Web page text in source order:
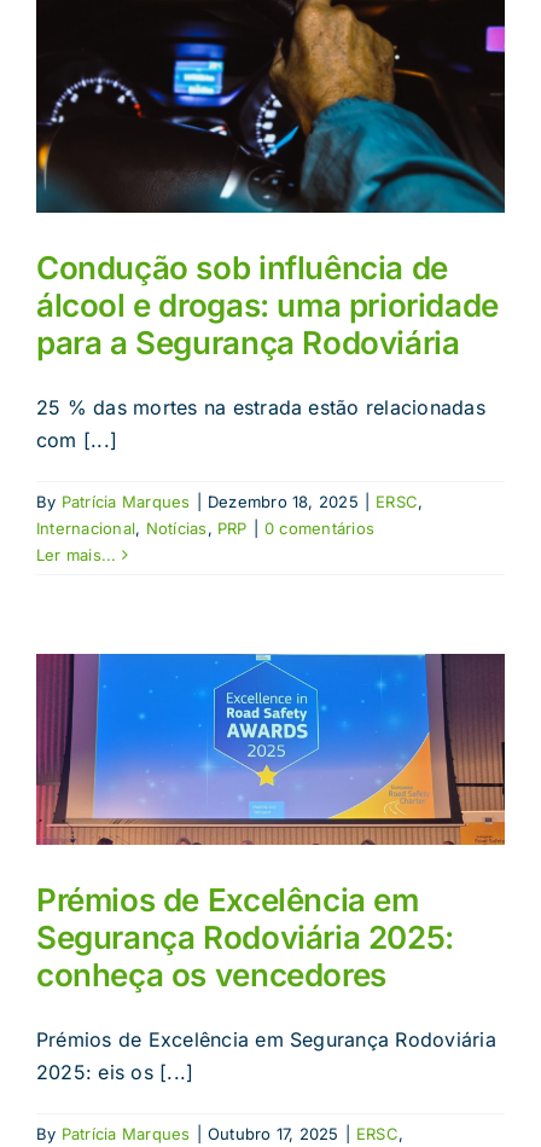
Condução sob influência de
álcool e drogas: uma prioridade
para a Segurança Rodoviária
25 % das mortes na estrada estão relacionadas
com [...]
By Patrícia Marques Dezembro 18, 2025 ERSC,
Internacional, Notícias, PRP
0 comentários
Ler mais...
Prémios de Excelência em
Segurança Rodoviária 2025:
conheça os vencedores
Prémios de Excelência em Segurança Rodoviária
2025: eis os [...]
By Patrícia Marques Outubro 17, 2025 ERSC,